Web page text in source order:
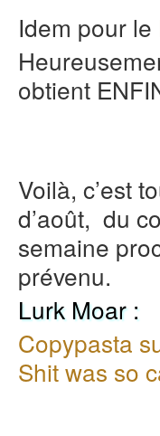
Idem pour le
obtient
Voilà, c’est
d’août, du
semaine
prévenu.
Lurk Moar :
Copypasta
Shit was so